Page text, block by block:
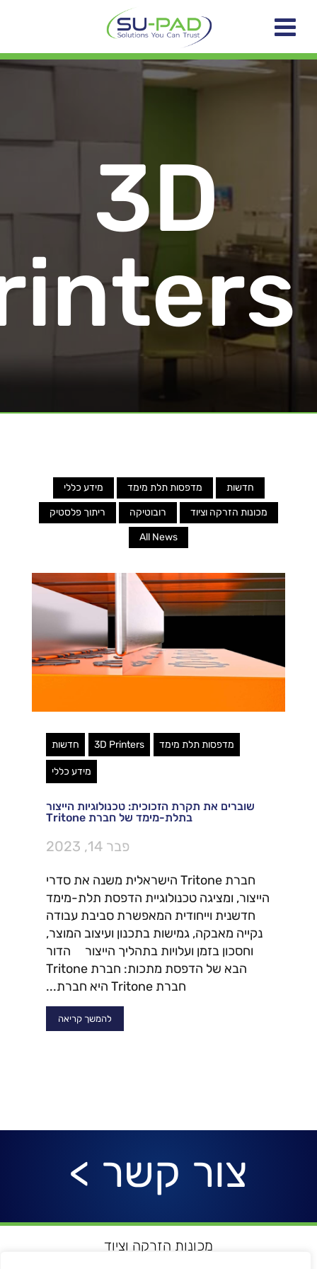
3D
חדשות מדפסות תלת מימד מידע כללי
מכונות הזרקה וציוד רובוטיקה ריתוך פלסטיק
All News
מדפסות תלת מימד 3D Printers חדשות
מידע כללי
שוברים את תקרת הזכוכית: טכנולוגיות הייצור
בתלת-מימד של חברת Tritone
פבר 14, 2023
חברת Tritone הישראלית משנה את סדרי
הייצור, ומציגה טכנולוגיית הדפסת תלת-מימד
חדשנית וייחודית המאפשרת סביבת עבודה
נקייה מאבקה, גמישות בתכנון ועיצוב המוצר,
וחסכון בזמן ועלויות בתהליך הייצור הדור
הבא של הדפסת מתכות: חברת Tritone
חברת Tritone היא חברת...
להמשך קריאה
צור קשר >
מכונות הזרקה וציוד